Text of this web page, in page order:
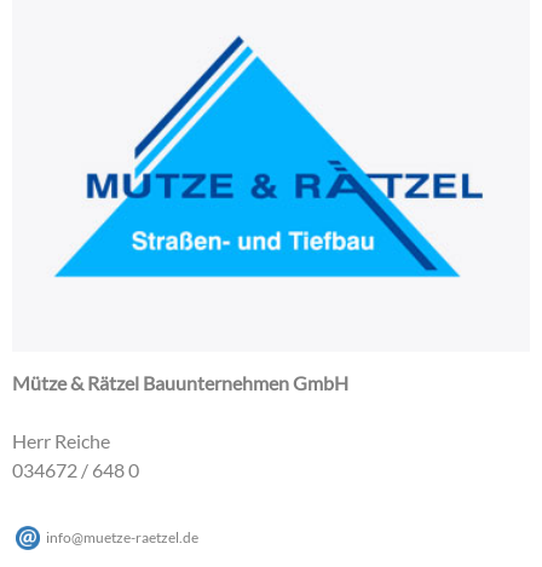
Mütze & Rätzel Bauunternehmen GmbH
Herr Reiche
034672 / 648 0
info@muetze-raetzel.de